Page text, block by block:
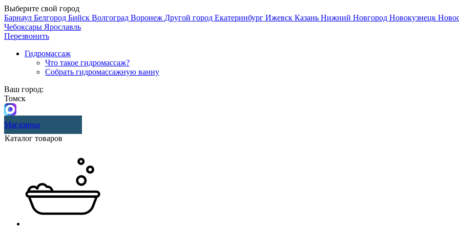
Выберите свой город
Барнаул Белгород Бийск Волгоград Воронеж Другой город Екатеринбург Ижевск Казань Нижний Новгород Новокузнецк
Чебоксары Ярославль
Перезвонить
Гидромассаж
Что такое гидромассаж?
Собрать гидромассажную ванну
Ваш город:
Томск
Магазины
Каталог товаров